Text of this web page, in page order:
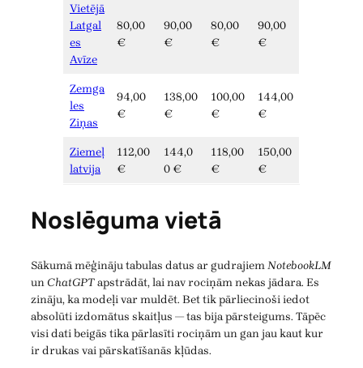
Vietējā
Latgal
es
Avīze
80,00
€
90,00
€
80,00
€
90,00
€
Zemga
les
Ziņas
94,00
€
138,00
€
100,00
€
144,00
€
Ziemeļ
latvija
112,00
€
144,0
0 €
118,00
€
150,00
€
Noslēguma vietā
Sākumā mēģināju tabulas datus ar gudrajiemNotebookLM
un ChatGPTapstrādāt, lai nav rociņām nekas jādara. Es
zināju, ka modeļi var muldēt. Bet tik pārliecinoši iedot
absolūti izdomātus skaitļus — tas bija pārsteigums. Tāpēc
visi dati beigās tika pārlasīti rociņām un gan jau kaut kur
ir drukas vai pārskatīšanās kļūdas.